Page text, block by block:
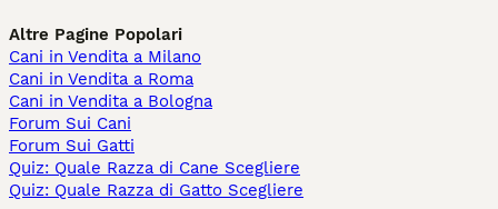
Altre Pagine Popolari
Cani in Vendita a Milano
Cani in Vendita a Roma
Cani in Vendita a Bologna
Forum Sui Cani
Forum Sui Gatti
Quiz: Quale Razza di Cane Scegliere
Quiz: Quale Razza di Gatto Scegliere